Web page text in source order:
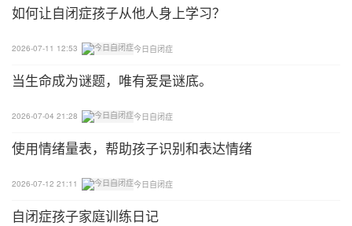
下颌分级控制法
下颌保持低位，增加下颌运动的幅度。
大半开位控制法——用压舌板竖起，下颌咬住、发/o/
的音。
小半开位控制法——扁平或小的咀嚼器咬住，发/e/的
音。
如何让自闭症孩子从他人身上学习？
2026-07-11 12:53 今日自闭症
当生命成为谜题，唯有爱是谜底。
2026-07-04 21:28 今日自闭症
使用情绪量表，帮助孩子识别和表达情绪
2026-07-12 21:11 今日自闭症
自闭症孩子家庭训练日记